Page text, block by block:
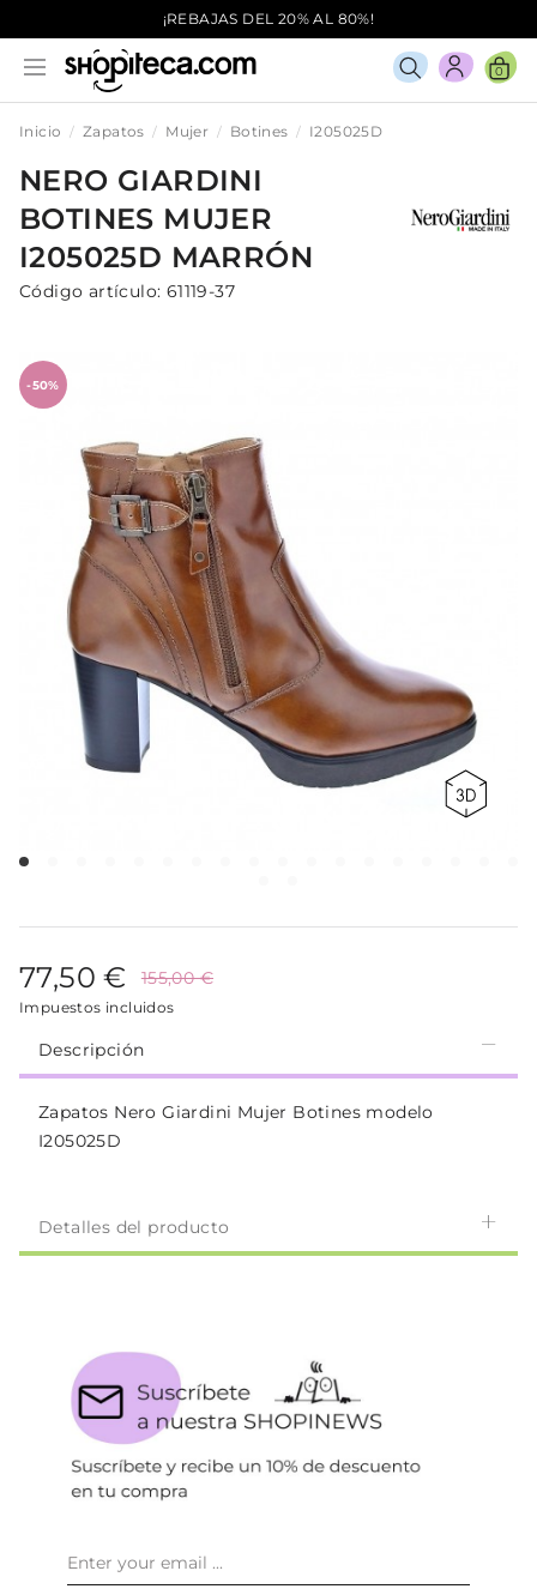
¡REBAJAS DEL 20% AL 80%!
0
Inicio Zapatos Mujer Botines I205025D
NERO GIARDINI
BOTINES MUJER
I205025D MARRÓN
Código artículo: 61119-37
-50%
77,50 € 155,00 €
Impuestos incluidos
Descripción
Zapatos Nero Giardini Mujer Botines modelo
I205025D
Detalles del producto